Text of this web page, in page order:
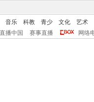
音乐 科教 青少 文化
艺术
直播中国 赛事直播 网络